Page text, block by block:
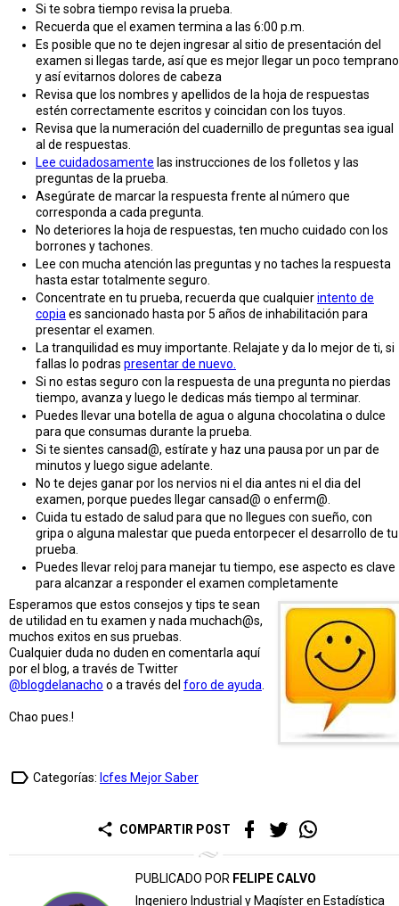
Si te sobra tiempo revisa la prueba.
Recuerda que el examen termina a las 6:00 p.m.
Es posible que no te dejen ingresar al sitio de presentación del
examen si llegas tarde, así que es mejor llegar un poco temprano
y así evitarnos dolores de cabeza
Revisa que los nombres y apellidos de la hoja de respuestas
estén correctamente escritos y coincidan con los tuyos.
Revisa que la numeración del cuadernillo de preguntas sea igual
al de respuestas.
Lee cuidadosamente las instrucciones de los folletos y las
preguntas de la prueba.
Asegúrate de marcar la respuesta frente al número que
corresponda a cada pregunta.
No deteriores la hoja de respuestas, ten mucho cuidado con los
borrones y tachones.
Lee con mucha atención las preguntas y no taches la respuesta
hasta estar totalmente seguro.
Concentrate en tu prueba, recuerda que cualquierintento de
copia es sancionado hasta por 5 años de inhabilitación para
presentar el examen.
La tranquilidad es muy importante. Relajate y da lo mejor de ti, si
fallas lo podras presentar de nuevo.
Si no estas seguro con la respuesta de una pregunta no pierdas
tiempo, avanza y luego le dedicas más tiempo al terminar.
Puedes llevar una botella de agua o alguna chocolatina o dulce
para que consumas durante la prueba.
Si te sientes cansad@, estírate y haz una pausa por un par de
minutos y luego sigue adelante.
No te dejes ganar por los nervios ni el dia antes ni el dia del
examen, porque puedes llegar cansad@ o enferm@.
Cuida tu estado de salud para que no llegues con sueño, con
gripa o alguna malestar que pueda entorpecer el desarrollo de tu
prueba.
Puedes llevar reloj para manejar tu tiempo, ese aspecto es clave
para alcanzar a responder el examen completamente
Esperamos que estos consejos y tips te sean
de utilidad en tu examen y nada muchach@s,
muchos exitos en sus pruebas.
Cualquier duda no duden en comentarla aquí
por el blog, a través de Twitter
@blogdelanacho o a través del foro de ayuda
Chao pues.!
label_outline Categorías: Icfes Mejor Saber
share COMPARTIR POST
PUBLICADO POR FELIPE CALVO
Ingeniero Industrial y Magíster en Estadística